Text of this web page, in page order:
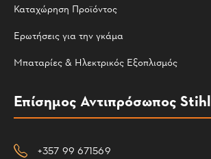
Καταχώρηση Προϊόντος
Ερωτήσεις για την γκάμα
Μπαταρίες & Ηλεκτρικός Εξοπλισμός
Επίσημος Αντιπρόσωπος Stihl
+357 99 671569